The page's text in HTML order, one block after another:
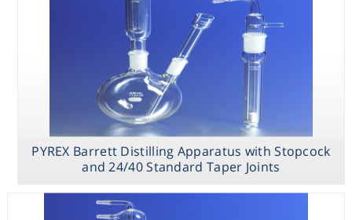
PYREX Barrett Distilling Apparatus with Stopcock
and 24/40 Standard Taper Joints